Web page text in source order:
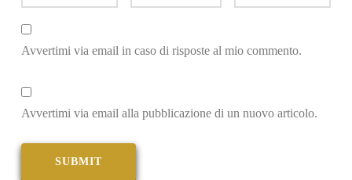
Avvertimi via email in caso di risposte al mio commento.
Avvertimi via email alla pubblicazione di un nuovo articolo.